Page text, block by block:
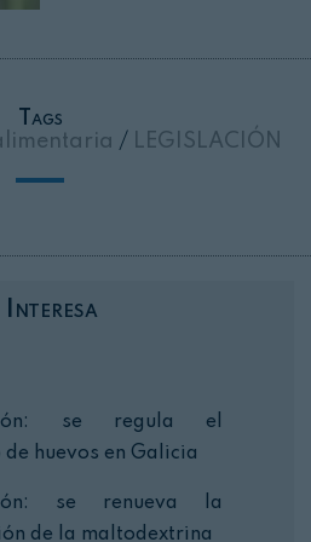
Tags
/ LEGISLACIÓN
Interesa
se regula el
de huevos en Galicia
se renueva la
de la maltodextrina